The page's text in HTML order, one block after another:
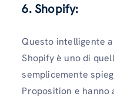
6.Shopify:
Questo intelligente
Shopify è uno di
semplicemente
Proposition e